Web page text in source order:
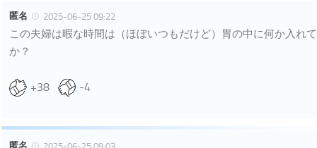
匿名 2025-06-25 09:22
この夫婦は暇な時間は（ほぼいつもだけど）胃の中に何か入れ
か？
+38 -4
匿名